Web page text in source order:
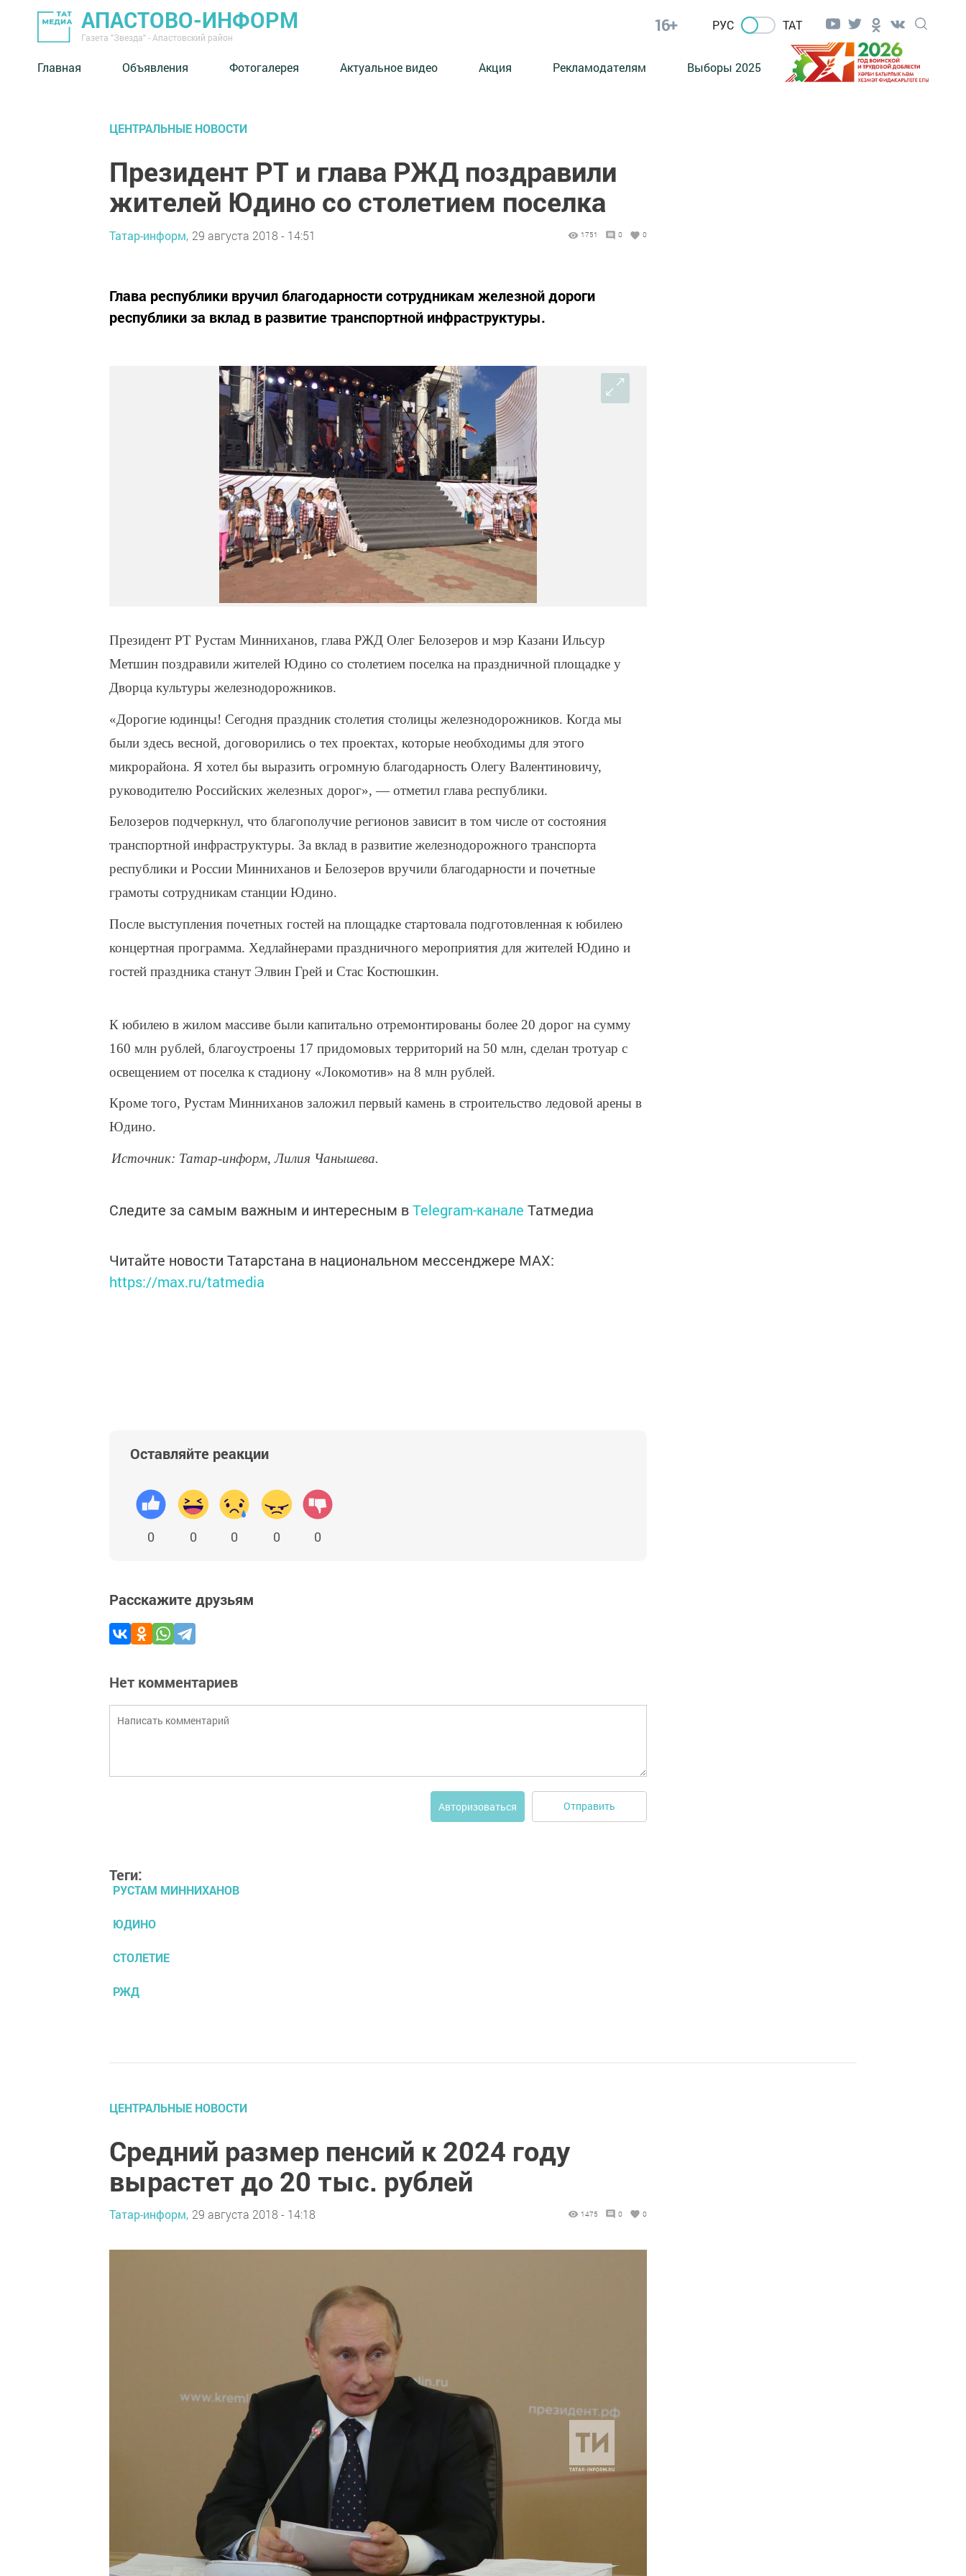
АПАСТОВО-ИНФОРМ
Газета "Звезда" - Апастовский район
16+ РУС ТАТ
Главная Объявления Фотогалерея Актуальное видео Акция Рекламодателям Выборы 2025
ЦЕНТРАЛЬНЫЕ НОВОСТИ
Президент РТ и глава РЖД поздравили
жителей Юдино со столетием поселка
Татар-информ, 29 августа 2018 - 14:51 1751 0 0
Глава республики вручил благодарности сотрудникам железной дороги
республики за вклад в развитие транспортной инфраструктуры.
Президент РТ Рустам Минниханов, глава РЖД Олег Белозеров и мэр Казани Ильсур
Метшин поздравили жителей Юдино со столетием поселка на праздничной площадке у
Дворца культуры железнодорожников.
«Дорогие юдинцы! Сегодня праздник столетия столицы железнодорожников. Когда мы
были здесь весной, договорились о тех проектах, которые необходимы для этого
микрорайона. Я хотел бы выразить огромную благодарность Олегу Валентиновичу,
руководителю Российских железных дорог», — отметил глава республики.
Белозеров подчеркнул, что благополучие регионов зависит в том числе от состояния
транспортной инфраструктуры. За вклад в развитие железнодорожного транспорта
республики и России Минниханов и Белозеров вручили благодарности и почетные
грамоты сотрудникам станции Юдино.
После выступления почетных гостей на площадке стартовала подготовленная к юбилею
концертная программа. Хедлайнерами праздничного мероприятия для жителей Юдино и
гостей праздника станут Элвин Грей и Стас Костюшкин.
К юбилею в жилом массиве были капитально отремонтированы более 20 дорог на сумму
160 млн рублей, благоустроены 17 придомовых территорий на 50 млн, сделан тротуар с
освещением от поселка к стадиону «Локомотив» на 8 млн рублей.
Кроме того, Рустам Минниханов заложил первый камень в строительство ледовой арены в
Юдино.
Источник: Татар-информ, Лилия Чанышева.
Следите за самым важным и интересным вTelegram-канале Татмедиа
Читайте новости Татарстана в национальном мессенджере MАХ:
https://max.ru/tatmedia
Оставляйте реакции
0 0 0 0 0
Расскажите друзьям
Нет комментариев
Авторизоваться Отправить
Теги:
РУСТАМ МИННИХАНОВ
ЮДИНО
СТОЛЕТИЕ
РЖД
ЦЕНТРАЛЬНЫЕ НОВОСТИ
Средний размер пенсий к 2024 году
вырастет до 20 тыс. рублей
Татар-информ, 29 августа 2018 - 14:18 1475 0 0